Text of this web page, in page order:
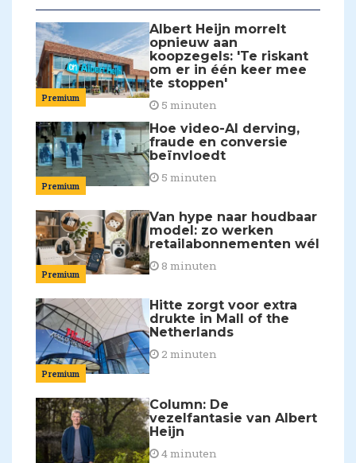
Premium
Albert Heijn morrelt
opnieuw aan
koopzegels: 'Te riskant
om er in één keer mee
te stoppen'
5 minuten
Premium
Hoe video-AI derving,
fraude en conversie
beïnvloedt
5 minuten
Premium
Van hype naar houdbaar
model: zo werken
retailabonnementen wél
8 minuten
Premium
Hitte zorgt voor extra
drukte in Mall of the
Netherlands
2 minuten
Column: De
vezelfantasie van Albert
Heijn
4 minuten